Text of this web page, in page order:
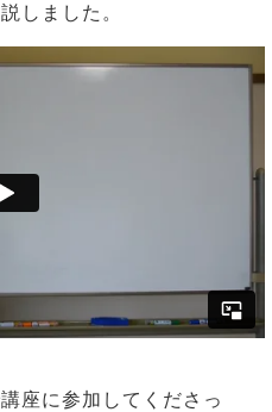
しました。
座に参加してくださっ